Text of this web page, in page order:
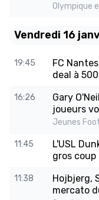
Olympique
Vendredi 16
19:45
FC
deal à
16:26
Gary
joueurs
Jeunes
11:45
L'USL
gros coup
11:38
Hojbjerg,
mercato